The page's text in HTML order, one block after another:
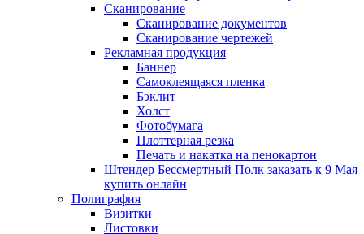
Сканирование
Сканирование документов
Сканирование чертежей
Рекламная продукция
Баннер
Самоклеящаяся пленка
Бэклит
Холст
Фотобумага
Плоттерная резка
Печать и накатка на пенокартон
Штендер Бессмертный Полк заказать к 9 Мая
купить онлайн
Полиграфия
Визитки
Листовки